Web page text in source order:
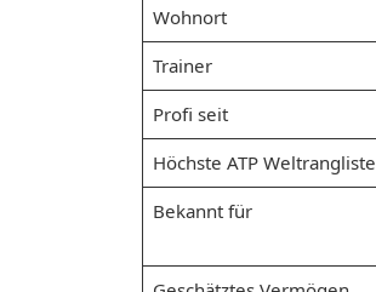
Wohnort
Trainer
Profi seit
Höchste ATP Weltrangliste
Bekannt für